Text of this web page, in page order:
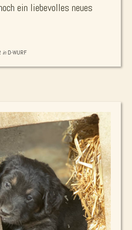
ein liebevolles neues
in D-WURF